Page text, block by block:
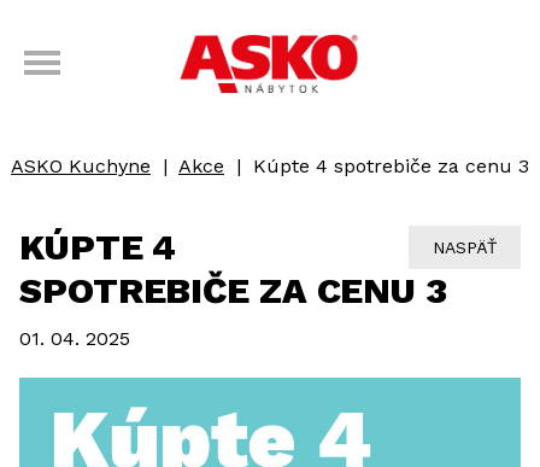
ASKO Kuchyne | Akce | Kúpte 4 spotrebiče za cenu 3
NASPÄŤ
KÚPTE 4
SPOTREBIČE ZA CENU 3
01. 04. 2025